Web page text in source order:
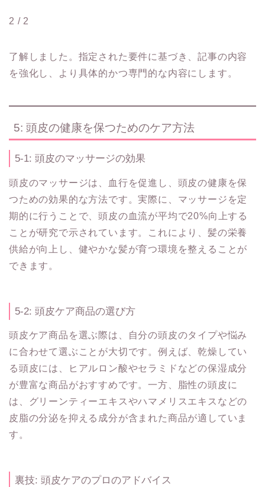
2 / 2
了解しました。指定された要件に基づき、記事の内容
を強化し、より具体的かつ専門的な内容にします。
5: 頭皮の健康を保つためのケア方法
5-1: 頭皮のマッサージの効果
頭皮のマッサージは、血行を促進し、頭皮の健康を保
つための効果的な方法です。実際に、マッサージを定
期的に行うことで、頭皮の血流が平均で20%向上する
ことが研究で示されています。これにより、髪の栄養
供給が向上し、健やかな髪が育つ環境を整えることが
できます。
5-2: 頭皮ケア商品の選び方
頭皮ケア商品を選ぶ際は、自分の頭皮のタイプや悩み
に合わせて選ぶことが大切です。例えば、乾燥してい
る頭皮には、ヒアルロン酸やセラミドなどの保湿成分
が豊富な商品がおすすめです。一方、脂性の頭皮に
は、グリーンティーエキスやハマメリスエキスなどの
皮脂の分泌を抑える成分が含まれた商品が適していま
す。
裏技: 頭皮ケアのプロのアドバイス